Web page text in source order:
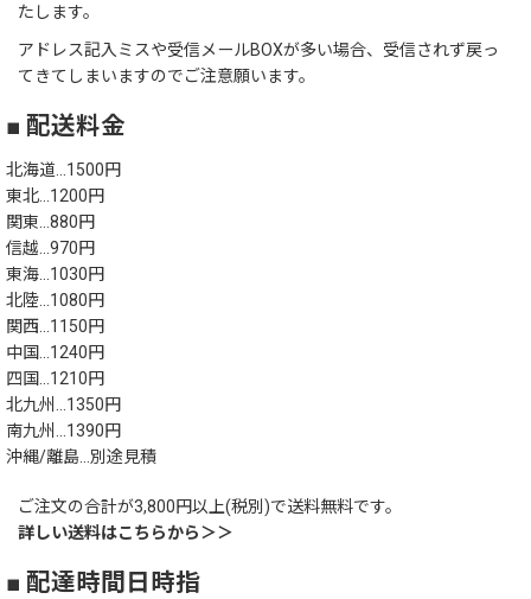
たします。
アドレス記入ミスや受信メールBOXが多い場合、受信されず戻っ
てきてしまいますのでご注意願います。
■ 配送料金
北海道…1500円
東北…1200円
関東…880円
信越…970円
東海…1030円
北陸…1080円
関西…1150円
中国…1240円
四国…1210円
北九州…1350円
南九州…1390円
沖縄/離島…別途見積
ご注文の合計が3,800円以上(税別)で送料無料です。
詳しい送料はこちらから＞＞
■ 配達時間日時指